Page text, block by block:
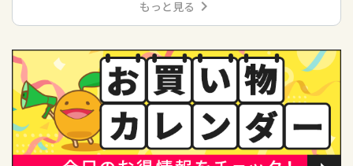
もっと見るchevron_right